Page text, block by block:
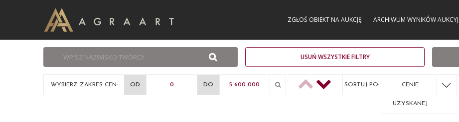
ZGŁOŚ OBIEKT NA AUKCJĘ ARCHIWUM WYNIKÓW
USUŃ WSZYSTKIE FILTRY
WYBIERZ ZAKRES CEN: OD DO SORTUJ PO: CENIE
UZYSKANEJ